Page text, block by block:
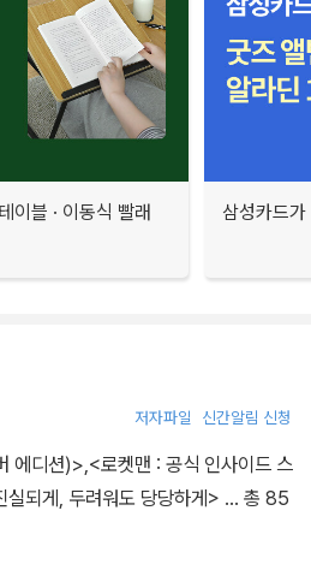
이블 · 이동식 빨래
삼성카드
저자파일 신간알림 신청
에디션)>,<로켓맨 : 공식 인사이드 스
되게, 두려워도 당당하게> … 총 85